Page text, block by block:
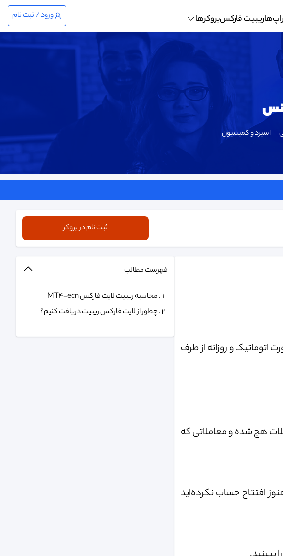
ورود / ثبت نام ریبیت فارکسبروکرها
اسپرد و کمیسیون
ثبت نام در بروکر
بصورت اتوماتیک و روزانه از طرف
و 15 ثانیه باشد و همچنین معاملات هج شده و معاملاتی که
افتتاح حساب نکرده‌اید
فهرست مطالب
محاسبه ریبیت لایت فارکس MT4-ecn
چطور از لایت فارکس ریبیت دریافت کنیم؟